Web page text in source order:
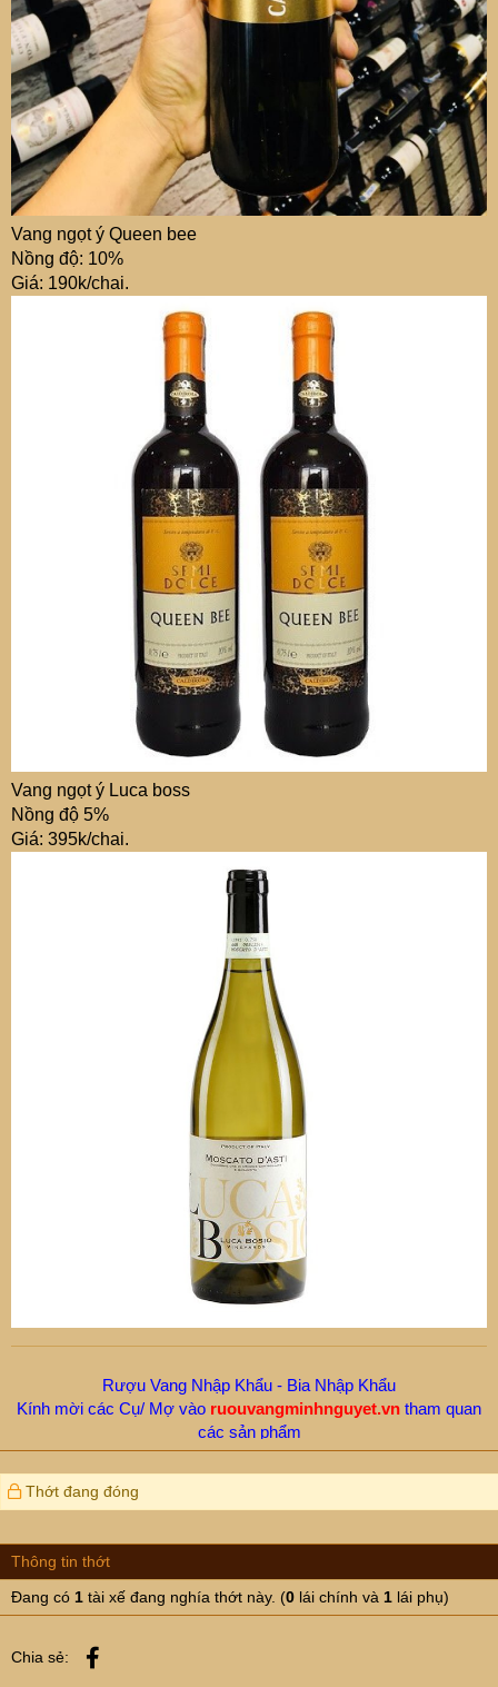
Vang ngọt ý Queen bee
Nồng độ: 10%
Giá: 190k/chai.
Vang ngọt ý Luca boss
Nồng độ 5%
Giá: 395k/chai.
Rượu Vang Nhập Khẩu - Bia Nhập Khẩu
Kính mời các Cụ/ Mợ vào ruouvangminhnguyet.vn tham quan
các sản phẩm
Thớt đang đóng
Thông tin thớt
Đang có 1 tài xế đang nghía thớt này. (0 lái chính và 1 lái phụ)
Chia sẻ: